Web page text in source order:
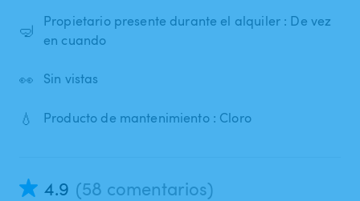
🤿
Propietario presente durante el alquiler : De vez
en cuando
👀 Sin vistas
💧 Producto de mantenimiento : Cloro
4.9 (58 comentarios)